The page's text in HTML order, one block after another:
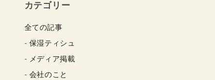
カテゴリー
全ての記事
保湿ティシュ
メディア掲載
会社のこと